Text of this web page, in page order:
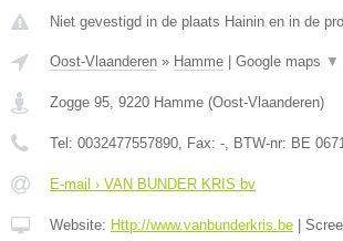
Niet gevestigd in de plaats Hainin en in de
Oost-Vlaanderen » Hamme Google maps ▼
Zogge 95, 9220 Hamme (Oost-Vlaanderen)
Tel: 0032477557890, Fax: -, BTW-nr: BE
E-mail › VAN BUNDER KRIS bv
Website: Http://www.vanbunderkris.be